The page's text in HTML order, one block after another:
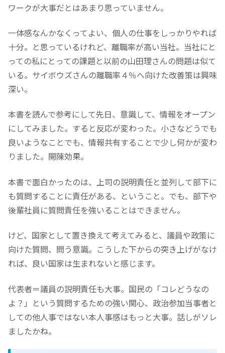
ワークが大事だとはあまり思っていません。
一体感なんかなくってよい、個人の仕事をしっかりやれば
十分。と思っているけれど、離職率が高い当社。当社にと
っての私にとっての課題と以前の山田理さんの問題は似て
いる。サイボウズさんの離職率４％へ向けた改善策は興味
深い。
本書を読んで参考にして先日、意識して、情報をオープン
にしてみました。すると反応が変わった。小さなどうでも
良いようなことでも、情報共有することで少し何かが変わ
りました。開陳効果。
本書で面白かったのは、上司の説明責任と並列して部下に
も質問することに責任がある、ということ。でも、部下や
後輩社員に質問責任を強いることはできません。
けど、国家として置き換えて考えてみると、議員や政策に
向けた質問、問う意識。こうした下からの突き上げがなけ
れば、良い国家は生まれないと感じます。
代表者＝議員の説明責任も大事。国民の「コレどうなの
よ？」という質問するための強い関心、政治参加当事者と
しての他人事ではない本人事感はもっと大事。話しがソレ
ましたかね。